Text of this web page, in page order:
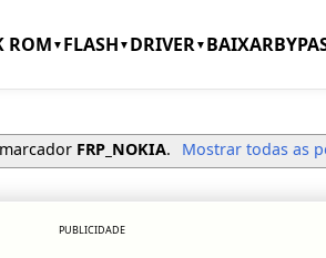
ROM ▼ FLASH ▼ DRIVER▼ BAIXAR
FRP_NOKIA. Mostrar todas as
PUBLICIDADE